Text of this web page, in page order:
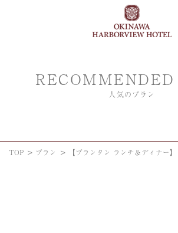
人気のプラン
TOP プラン 【プランタン ランチ＆ディナ